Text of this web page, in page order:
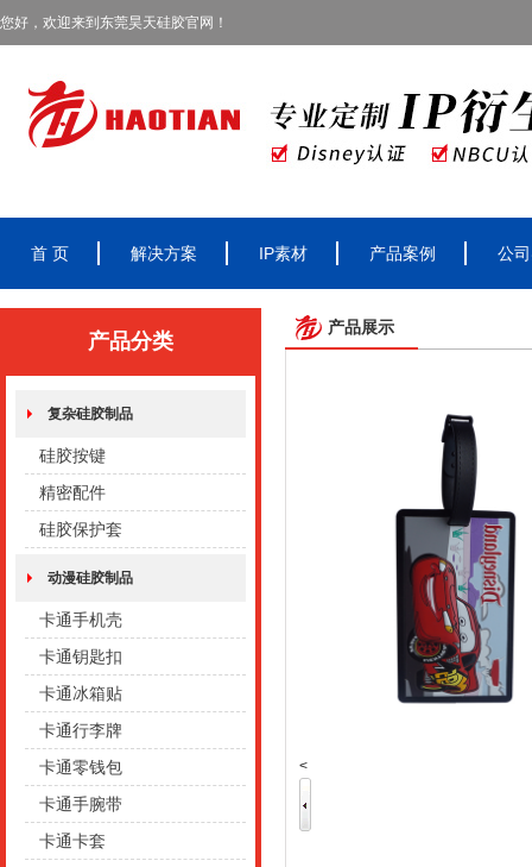
您好，欢迎来到东莞昊天硅胶官网！
首 页 解决方案 IP素材 产品案例 公
产品分类
复杂硅胶制品
硅胶按键
精密配件
硅胶保护套
动漫硅胶制品
卡通手机壳
卡通钥匙扣
卡通冰箱贴
卡通行李牌
卡通零钱包
卡通手腕带
卡通卡套
产品展示
<